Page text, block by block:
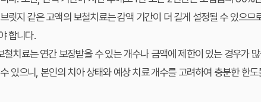
브릿지 같은 고액의 보철치료는 감액 기간이 더 길게 설정될 수 있으므
합니다.
철치료는 연간 보장받을 수 있는 개수나 금액에 제한이 있는 경우가
있으니, 본인의 치아 상태와 예상 치료 개수를 고려하여 충분한 한